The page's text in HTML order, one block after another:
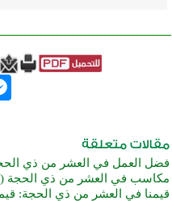
فضل العمل في العشر من ذي
مكاسب في العشر من ذي الحجة
قيمنا في العشر من ذي الحجة: